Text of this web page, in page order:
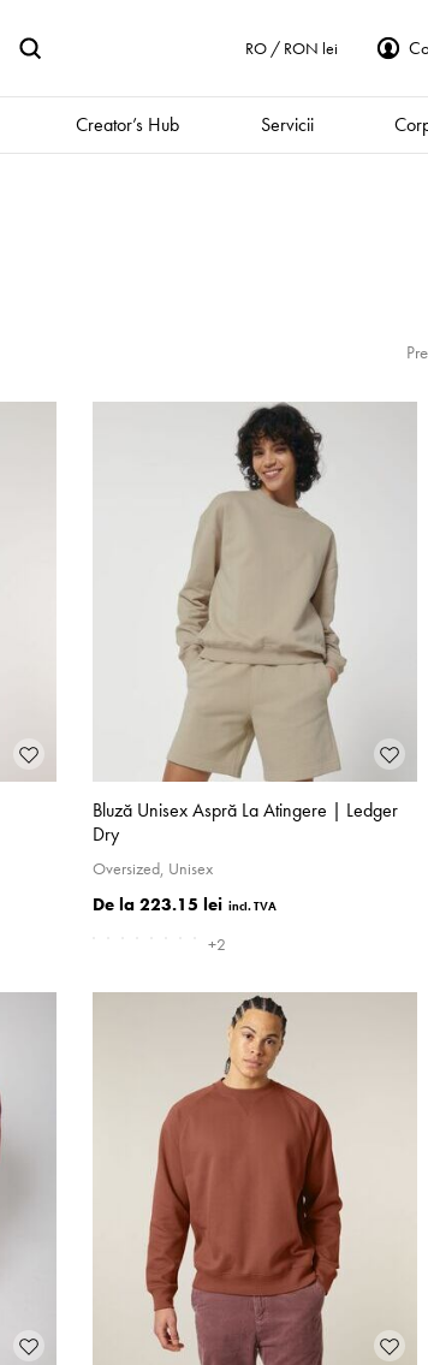
RO / RON lei
Creator’s Hub Servicii
Bluză Unisex Aspră La Atingere | Ledger
Dry
Oversized, Unisex
223.15 lei
+2